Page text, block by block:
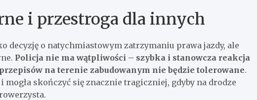
i przestroga dla innych
o natychmiastowym zatrzymaniu prawa jazdy, ale
Policja nie ma wątpliwości – szybka i stanowcza reakcja
na terenie zabudowanym nie będzie tolerowane.
mogła skończyć się znacznie tragiczniej, gdyby na drodze